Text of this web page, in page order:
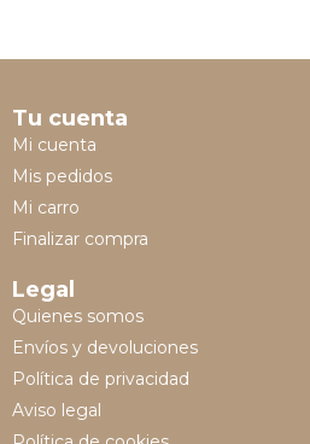
Tu cuenta
Mi cuenta
Mis pedidos
Mi carro
Finalizar compra
Legal
Quienes somos
Envíos y devoluciones
Política de privacidad
Aviso legal